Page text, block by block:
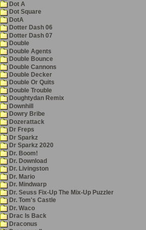
Dot A
Dot Square
DotA
Dotter Dash 06
Dotter Dash 07
Double
Double Agents
Double Bounce
Double Cannons
Double Decker
Double Or Quits
Double Trouble
Doughtydan Remix
Downhill
Dowry Bribe
Dozerattack
Dr Freps
Dr Sparkz
Dr Sparkz 2020
Dr. Boom!
Dr. Download
Dr. Livingston
Dr. Mario
Dr. Mindwarp
Dr. Seuss Fix-Up The Mix-Up Puzzler
Dr. Tom's Castle
Dr. Waco
Drac Is Back
Draconus